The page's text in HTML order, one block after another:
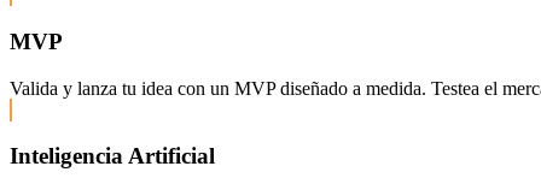
MVP
Valida y lanza tu idea con un MVP diseñado a medida. Testea el
Inteligencia Artificial